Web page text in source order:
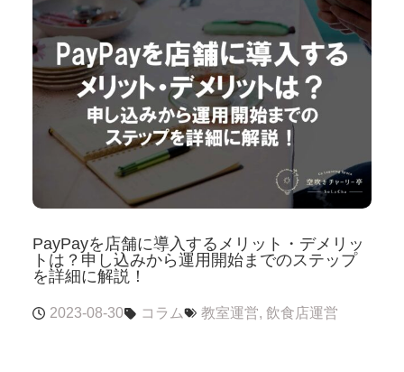
PayPayを店舗に導入するメリット・デメリッ
トは？申し込みから運用開始までのステップ
を詳細に解説！
2023-08-30 コラム 教室運営, 飲食店運営